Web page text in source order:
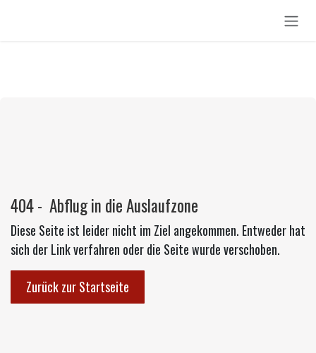
404 - Abflug in die Auslaufzone
Diese Seite ist leider nicht im Ziel angekommen. Entweder hat
sich der Link verfahren oder die Seite wurde verschoben.
Zurück zur Startseite